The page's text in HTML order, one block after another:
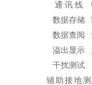
通 讯 线
数据存储
数据查阅
溢出显示
干扰测试
辅助接地测